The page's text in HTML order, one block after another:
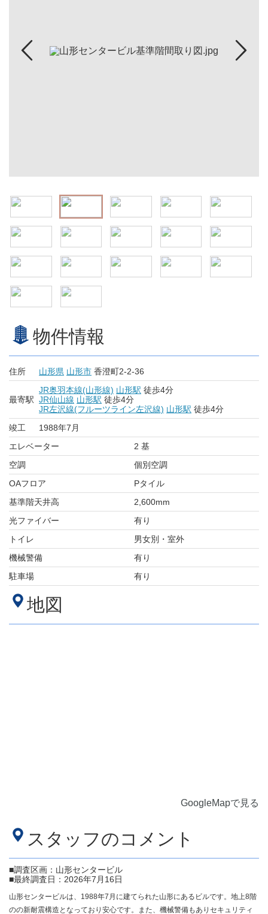
物件情報
住所 山形県 山形市 香澄町2-2-36
最寄駅
JR奥羽本線(山形線) 山形駅 徒歩4分
JR仙山線 山形駅 徒歩4分
JR左沢線(フルーツライン左沢線) 山形駅 徒歩4分
竣工
1988年7月
エレベーター
2 基
空調
個別空調
OAフロア
Pタイル
基準階天井高
2,600mm
光ファイバー
有り
トイレ
男女別・室外
機械警備
有り
駐車場
有り
地図
GoogleMapで見る
スタッフのコメント
■調査区画：山形センタービル
■最終調査日：2026年7月16日
山形センタービルは、1988年7月に建てられた山形にあるビルです。地上8階
のの新耐震構造となっており安心です。また、機械警備もありセキュリティ